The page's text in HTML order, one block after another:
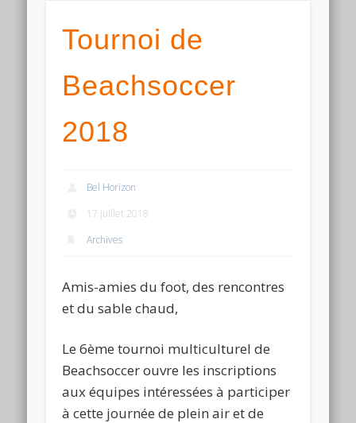
Tournoi de
Beachsoccer
2018
Bel Horizon
17 juillet 2018
Archives
Amis-amies du foot, des rencontres
et du sable chaud,
Le 6ème tournoi multiculturel de
Beachsoccer ouvre les inscriptions
aux équipes intéressées à participer
à cette journée de plein air et de